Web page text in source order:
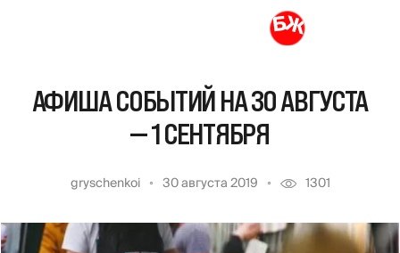
АФИША СОБЫТИЙ НА 30 АВГУСТА
— 1 СЕНТЯБРЯ
gryschenkoi 30 августа 2019 1301